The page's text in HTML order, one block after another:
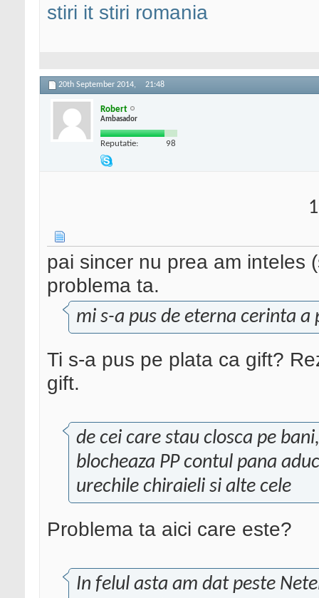
stiri it stiri romania
20th September 2014, 21:48
Robert
Ambasador
Reputatie: 98
pai sincer nu prea am inteles
problema ta.
mi s-a pus de eterna cerinta
Ti s-a pus pe plata ca gift?
gift.
de cei care stau closca pe
blocheaza PP contul pana
urechile chiraieli si alte cele
Problema ta aici care este?
In felul asta am dat peste